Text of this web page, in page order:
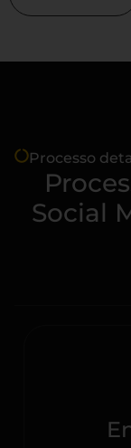
Processo
Social